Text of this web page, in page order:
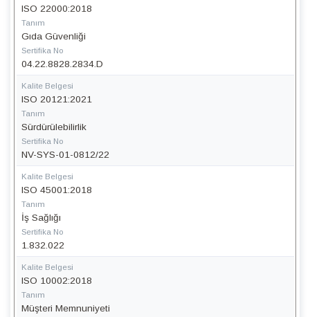
ISO 22000:2018
Tanım
Gıda Güvenliği
Sertifika No
04.22.8828.2834.D
Kalite Belgesi
ISO 20121:2021
Tanım
Sürdürülebilirlik
Sertifika No
NV-SYS-01-0812/22
Kalite Belgesi
ISO 45001:2018
Tanım
İş Sağlığı
Sertifika No
1.832.022
Kalite Belgesi
ISO 10002:2018
Tanım
Müşteri Memnuniyeti